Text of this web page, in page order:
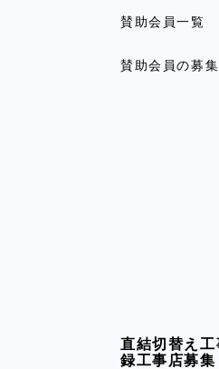
賛助会員一覧
賛助会員の募集
直結切替え
録工事店募集